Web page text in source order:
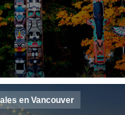
en Vancouver